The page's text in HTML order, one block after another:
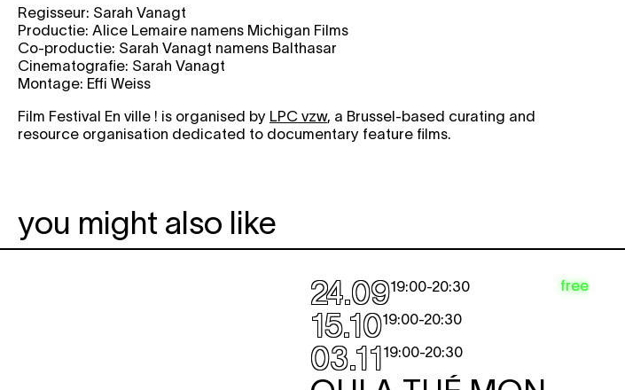
Regisseur: Sarah Vanagt
Productie: Alice Lemaire namens Michigan Films
Co-productie: Sarah Vanagt namens Balthasar
Cinematografie: Sarah Vanagt
Montage: Effi Weiss
Film Festival En ville ! is organised by LPC vzw, a Brussel-based curating and
resource organisation dedicated to documentary feature films.
you might also like
24.0919:00-20:30
15.1019:00-20:30
03.1119:00-20:30
free